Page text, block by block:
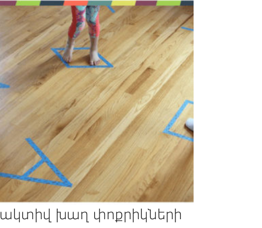
ակտիվ խաղ փոքրիկների